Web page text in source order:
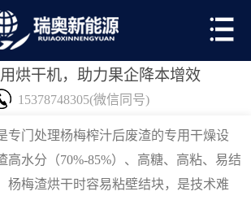
烘干机，助力果企降本增效
15378748305(微信同号)
专门处理杨梅榨汁后废渣的专用干燥设
高水分（70%-85%）、高糖、高粘、易结
杨梅渣烘干时容易粘壁结块，是技术难